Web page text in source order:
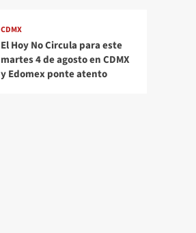
CDMX
El Hoy No Circula para este
martes 4 de agosto en CDMX
y Edomex ponte atento